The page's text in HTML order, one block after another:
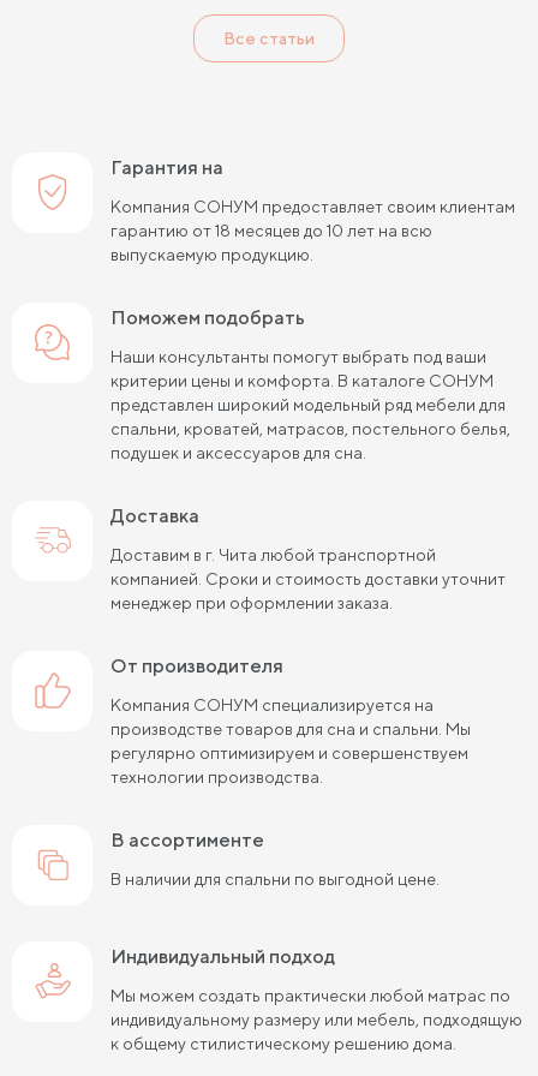
Односпальные пружинные матрасы
Пружинные матрасы 120 см
Пружинные матрасы 140 см
Пружинные матрасы 180 см
Пружинные матрасы 80х190 см
Пружинные матрасы 90х200 см
Пружинные матрасы 140х200 см
Матрасы средней жесткости 160х200
Пружинные матрасы 180х200 см
Пружинные матрасы 200х200 см
Матрасы средней жесткости 200 на 200
Жесткие матрасы 120х200 см
Матрасы средней жесткости 140х200
Жесткие матрасы шириной 140 см
Жесткие пружинные матрасы 160х200 см
Все статьи
Гарантия на
Компания СОНУМ предоставляет своим клиентам
гарантию от 18 месяцев до 10 лет на всю
выпускаемую продукцию.
Поможем подобрать
Наши консультанты помогут выбрать под ваши
критерии цены и комфорта. В каталоге СОНУМ
представлен широкий модельный ряд мебели для
спальни, кроватей, матрасов, постельного белья,
подушек и аксессуаров для сна.
Доставка
Доставим в г. Чита любой транспортной
компанией. Сроки и стоимость доставки уточнит
менеджер при оформлении заказа.
от производителя
Компания СОНУМ специализируется на
производстве товаров для сна и спальни. Мы
регулярно оптимизируем и совершенствуем
технологии производства.
в ассортименте
В наличии для спальни по выгодной цене.
Индивидуальный подход
Мы можем создать практически любой матрас по
индивидуальному размеру или мебель, подходящую
к общему стилистическому решению дома.